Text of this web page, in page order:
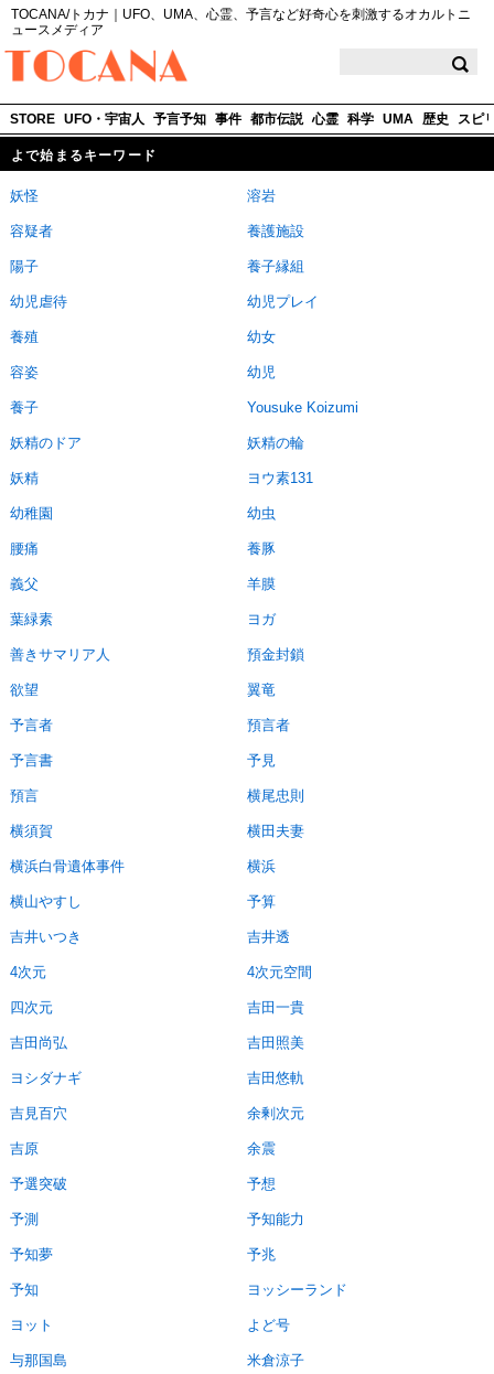
TOCANA/トカナ｜UFO、UMA、心霊、予言など好奇心を刺激するオカルトニ
ュースメディア
STORE UFO・宇宙人 予言予知 事件 都市伝説 心霊 科学 UMA 歴史 スピ
よで始まるキーワード
妖怪 溶岩
容疑者 養護施設
陽子 養子縁組
幼児虐待 幼児プレイ
養殖 幼女
容姿 幼児
養子 Yousuke Koizumi
妖精のドア 妖精の輪
妖精 ヨウ素131
幼稚園 幼虫
腰痛 養豚
義父 羊膜
葉緑素 ヨガ
善きサマリア人 預金封鎖
欲望 翼竜
予言者 預言者
予言書 予見
預言 横尾忠則
横須賀 横田夫妻
横浜白骨遺体事件 横浜
横山やすし 予算
吉井いつき 吉井透
4次元 4次元空間
四次元 吉田一貴
吉田尚弘 吉田照美
ヨシダナギ 吉田悠軌
吉見百穴 余剰次元
吉原 余震
予選突破 予想
予測 予知能力
予知夢 予兆
予知 ヨッシーランド
ヨット よど号
与那国島 米倉涼子